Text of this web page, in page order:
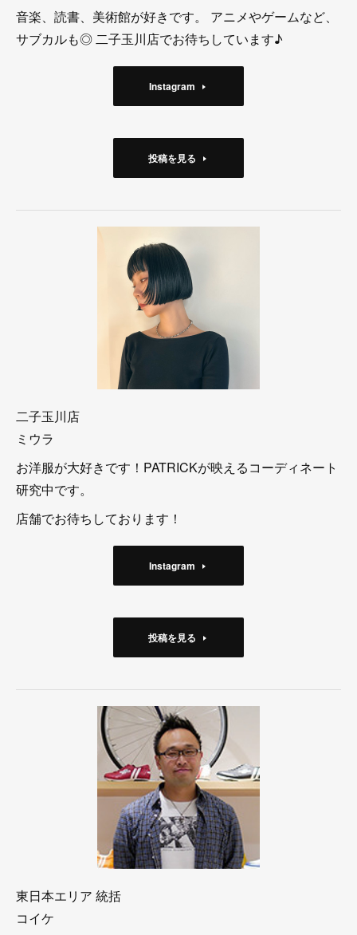
音楽、読書、美術館が好きです。 アニメやゲームなど、
サブカルも◎ 二子玉川店でお待ちしています♪
Instagram
投稿を見る
二子玉川店
ミウラ
お洋服が大好きです！PATRICKが映えるコーディネート
研究中です。
店舗でお待ちしております！
Instagram
投稿を見る
東日本エリア 統括
コイケ